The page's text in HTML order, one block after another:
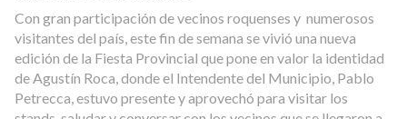
Con gran participación de vecinos roquenses y numerosos
visitantes del país, este fin de semana se vivió una nueva
edición de la Fiesta Provincial que pone en valor la identidad
de Agustín Roca, donde el Intendente del Municipio, Pablo
Petrecca, estuvo presente y aprovechó para visitar los